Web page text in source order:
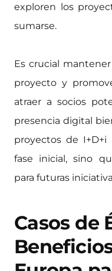
exploren los
sumarse.
Es crucial
proyecto y
atraer a socios
presencia digital
proyectos de
fase inicial, sino
para futuras
Casos de